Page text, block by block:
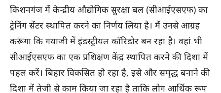
किशनगंज में केन्द्रीय औद्योगिक सुरक्षा बल (सीआईएसएफ) का
ट्रेनिंग सेंटर स्थापित करने का निर्णय लिया है। मैं उनसे आग्रह
करूंगा कि गयाजी में इंडस्ट्रीयल कॉरिडोर बन रहा है। वहां भी
सीआईएसएफ का एक प्रशिक्षण केंद्र स्थापित करने की दिशा में
पहल करें। बिहार विकसित हो रहा है, इसे और समृद्ध बनाने की
दिशा में तेजी से काम किया जा रहा है ताकि लोग आर्थिक रूप